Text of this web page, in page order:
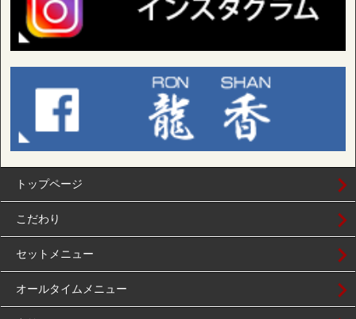
トップページ
こだわり
セットメニュー
オールタイムメニュー